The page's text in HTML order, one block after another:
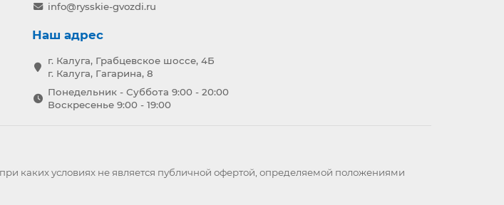
info@rysskie-gvozdi.ru
Наш адрес
г. Калуга, Грабцевское шоссе, 4Б
г. Калуга, Гагарина, 8
Понедельник - Суббота 9:00 - 20:00
Воскресенье 9:00 - 19:00
каких условиях не является публичной офертой, определяемой положениями